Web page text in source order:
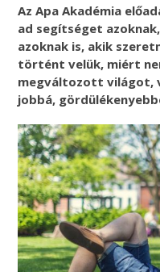
Az Apa Akadémia
ad segítséget
azoknak is, akik
történt velük, miért
megváltozott világot,
jobbá,